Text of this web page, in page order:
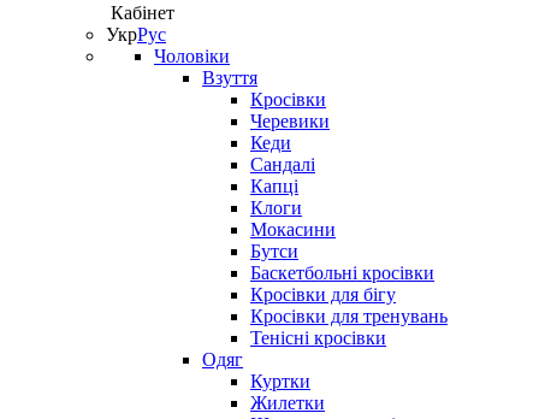
Кабінет
УкрРус
Чоловіки
Взуття
Кросівки
Черевики
Кеди
Сандалі
Капці
Клоги
Мокасини
Бутси
Баскетбольні кросівки
Кросівки для бігу
Кросівки для тренувань
Тенісні кросівки
Одяг
Куртки
Жилетки